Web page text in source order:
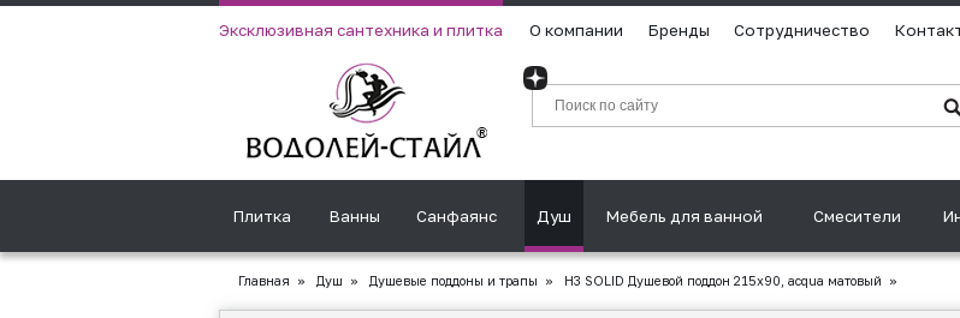
Эксклюзивная сантехника и плитка О компании Бренды Сотрудничество
Плитка Ванны Санфаянс Душ Мебель для ванной Смесители
Главная » Душ » Душевые поддоны и трапы » H3 SOLID Душевой поддон 215x90, acqua матовый »